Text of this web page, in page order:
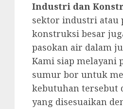
Industri dan
sektor industri atau
konstruksi besar
pasokan air dalam
Kami siap melayani
sumur bor untuk
kebutuhan tersebut
yang disesuaikan